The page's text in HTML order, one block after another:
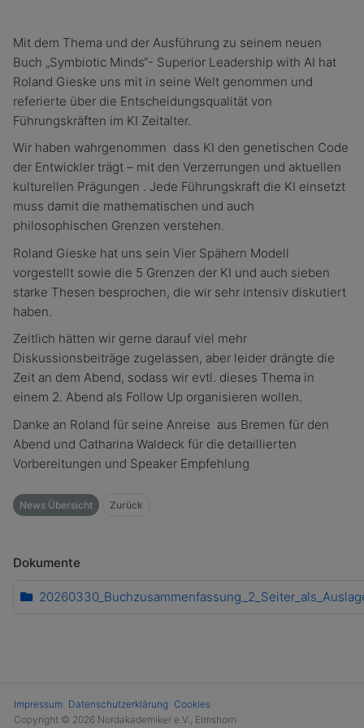
Mit dem Thema und der Ausführung zu seinem neuen
Buch „Symbiotic Minds“- Superior Leadership with AI hat
Roland Gieske uns mit in seine Welt genommen und
referierte über die Entscheidungsqualität von
Führungskräften im KI Zeitalter.
Wir haben wahrgenommen dass KI den genetischen Code
der Entwickler trägt – mit den Verzerrungen und aktuellen
kulturellen Prägungen . Jede Führungskraft die KI einsetzt
muss damit die mathematischen und auch
philosophischen Grenzen verstehen.
Roland Gieske hat uns sein Vier Spähern Modell
vorgestellt sowie die 5 Grenzen der KI und auch sieben
starke Thesen besprochen, die wir sehr intensiv diskutiert
haben.
Zeitlich hätten wir gerne darauf viel mehr
Diskussionsbeiträge zugelassen, aber leider drängte die
Zeit an dem Abend, sodass wir evtl. dieses Thema in
einem 2. Abend als Follow Up organisieren wollen.
Danke an Roland für seine Anreise aus Bremen für den
Abend und Catharina Waldeck für die detaillierten
Vorbereitungen und Speaker Empfehlung
News Übersicht Zurück
Dokumente
Impressum Datenschutzerklärung Cookies
Copyright © 2026 Nordakademiker e.V., Elmshorn